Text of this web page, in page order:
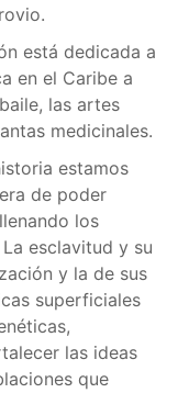
está dedicada a
en el Caribe a
las artes
medicinales.
estamos
de poder
los
esclavitud y su
y la de sus
superficiales
las ideas
que